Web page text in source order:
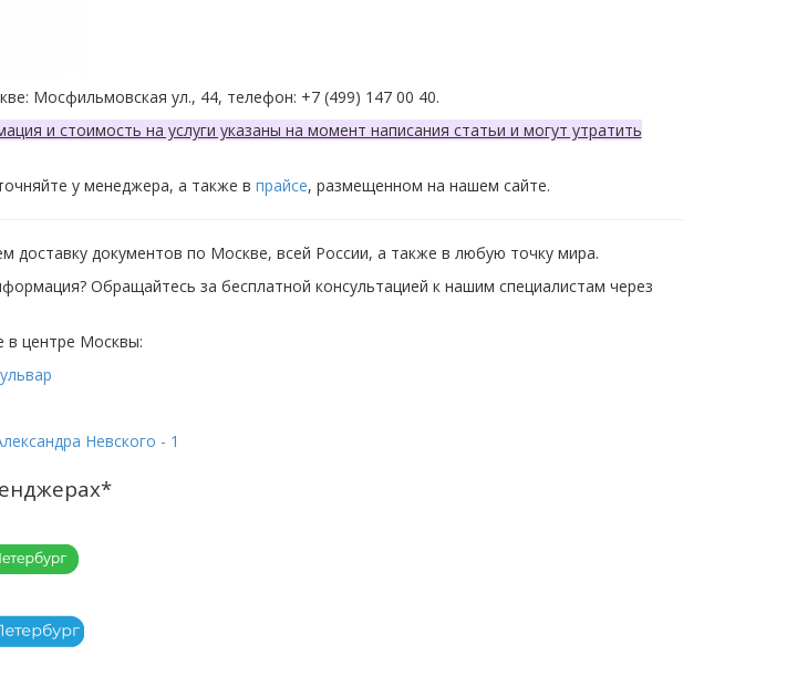
Мосфильмовская ул., 44, телефон: +7 (499) 147 00 40.
и стоимость на услуги указаны на момент написания статьи и могут утратить
у менеджера, а также в прайсе, размещенном на нашем сайте.
доставку документов по Москве, всей России, а также в любую точку мира.
Обращайтесь за бесплатной консультацией к нашим специалистам через
центре Москвы:
Невского - 1